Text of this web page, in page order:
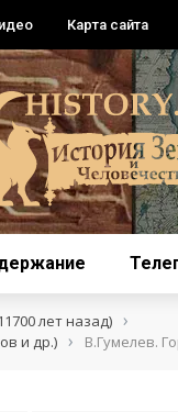
Карта сайта
лет назад) ›
и др.) › В.Гумелев.